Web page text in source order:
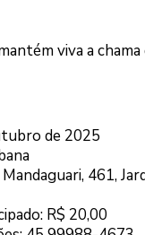
viva a
de 2025
461,
R$ 20,00